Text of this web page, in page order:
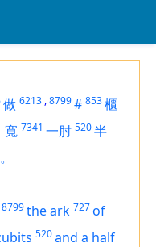
做 6213 ,8799# 853櫃
寬 7341 一肘 520半
。
8799the ark 727of
520and a half